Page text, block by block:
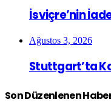
İsviçre’nin
Ağustos 3, 2026
Stuttgart’ta
Son Düzenlenen